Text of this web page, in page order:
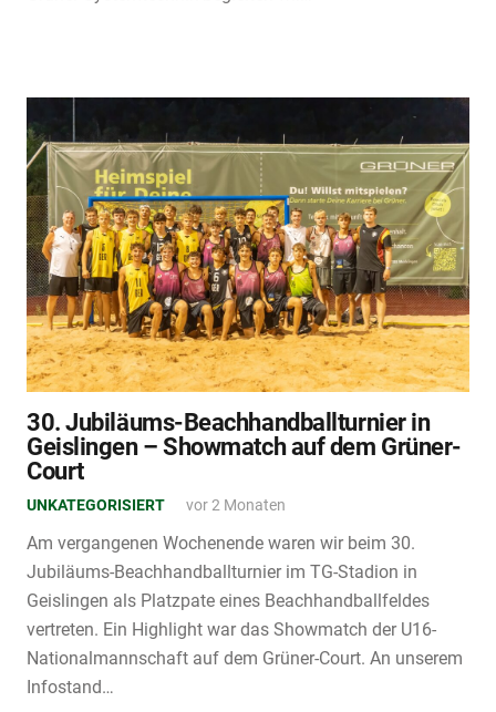
30. Jubiläums-Beachhandballturnier in
Geislingen – Showmatch auf dem Grüner-
Court
UNKATEGORISIERT vor 2 Monaten
Am vergangenen Wochenende waren wir beim 30.
Jubiläums-Beachhandballturnier im TG-Stadion in
Geislingen als Platzpate eines Beachhandballfeldes
vertreten. Ein Highlight war das Showmatch der U16-
Nationalmannschaft auf dem Grüner-Court. An unserem
Infostand…